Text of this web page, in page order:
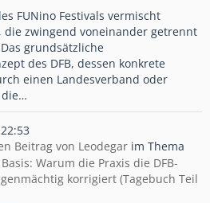
FUNino Festivals vermischt
die zwingend voneinander getrennt
grundsätzliche
des DFB, dessen konkrete
einen Landesverband oder
die…
Beitrag von Leodegar im Thema
Warum die Praxis die DFB-
korrigiert (Tagebuch Teil